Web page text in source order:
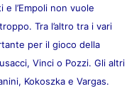
l’Empoli non vuole
Tra l’altro tra i vari
per il gioco della
Vinci o Pozzi. Gli altri
Kokoszka e Vargas.